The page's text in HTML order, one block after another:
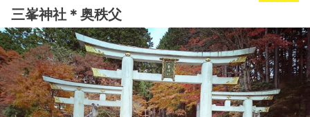
三峯神社＊奥秩父